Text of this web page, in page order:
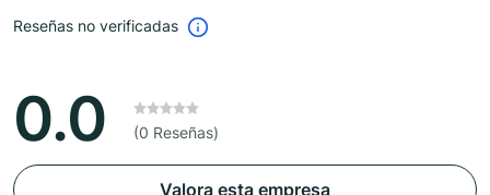
Reseñas no verificadas
0.0 (0 Reseñas)
Valora esta empresa